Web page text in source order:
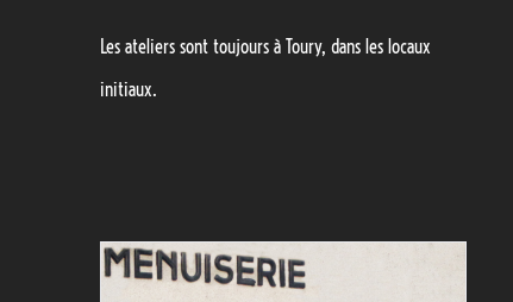
Les ateliers sont toujours à Toury, dans les locaux
initiaux.